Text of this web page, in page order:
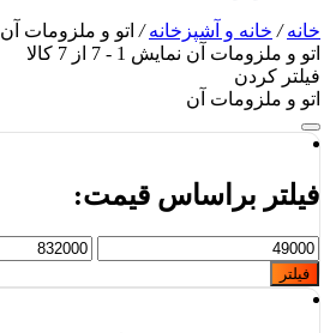
خانه/ خانه و آشپزخانه/ اتو و ملزومات آن
اتو و ملزومات آن نمایش 1
-
7 از 7 کالا
فیلتر کردن
اتو و ملزومات آن
فیلتر براساس قیمت:
حداقل
قیمت
حداکثر
فیلتر